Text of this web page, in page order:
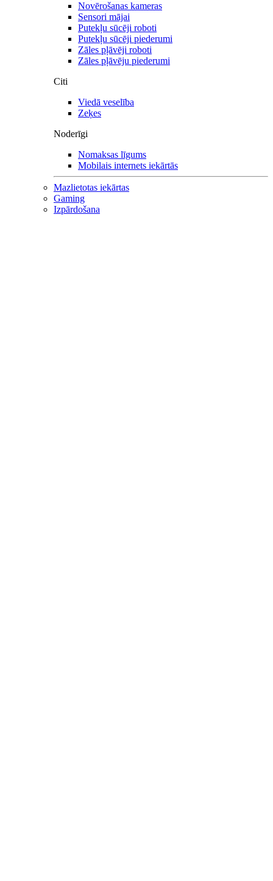
Novērošanas kameras
Sensori mājai
Putekļu sūcēji roboti
Putekļu sūcēji piederumi
Zāles pļāvēji roboti
Zāles pļāvēju piederumi
Citi
Viedā veselība
Zeķes
Noderīgi
Nomaksas līgums
Mobilais internets iekārtās
Mazlietotas iekārtas
Gaming
Izpārdošana